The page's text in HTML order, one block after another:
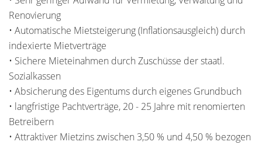
Renovierung
• Automatische Mietsteigerung (Inflationsausgleich) durch
indexierte Mietverträge
• Sichere Mieteinahmen durch Zuschüsse der staatl.
Sozialkassen
• Absicherung des Eigentums durch eigenes Grundbuch
• langfristige Pachtverträge, 20 - 25 Jahre mit renomierten
Betreibern
• Attraktiver Mietzins zwischen 3,50 % und 4,50 % bezogen